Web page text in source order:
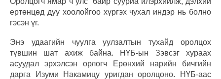
ертөнцөд дуу хоолойгоо хүргэх чухал индэр нь болно
гэсэн үг.
Энэ удаагийн чуулга уулзалтын тухайд оролцох
түвшин шат ахиж байна. НҮБ-ын Зэвсэг хураах
асуудал эрхэлсэн орлогч Ерөнхий нарийн бичгийн
дарга Изуми Накамицу уригдан оролцоно. НҮБ-аас